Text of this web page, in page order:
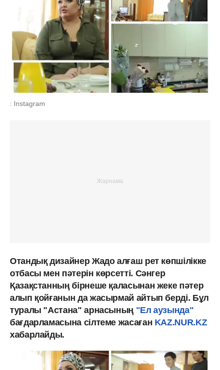
: Instagram
Отандық дизайнер Жадо алғаш рет көпшілікке
отбасы мен пәтерін көрсетті. Сәнгер
Қазақстанның бірнеше қаласынан жеке пәтер
алып қойғанын да жасырмай айтып берді. Бұл
туралы "Астана" арнасының "Ел аузында"
бағдарламасына сілтеме жасаған KAZ.NUR.KZ
хабарлайды.